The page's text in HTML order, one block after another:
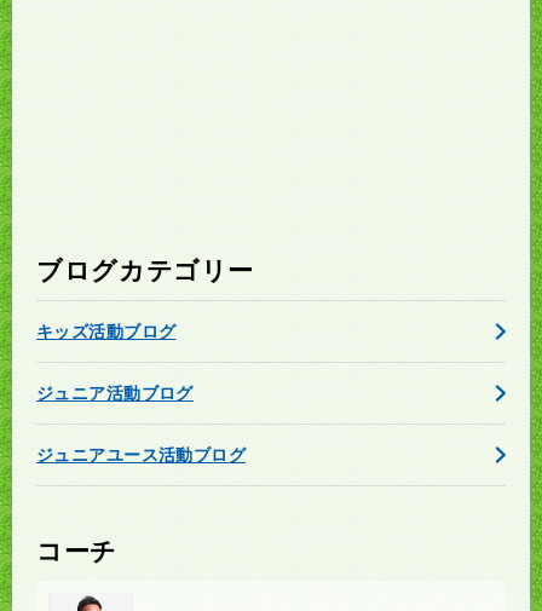
ブログカテゴリー
キッズ活動ブログ
ジュニア活動ブログ
ジュニアユース活動ブログ
コーチ